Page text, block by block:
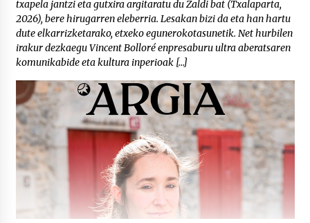
txapela jantzi eta gutxira argitaratu du Zaldi bat (Txalaparta,
2026), bere hirugarren eleberria. Lesakan bizi da eta han hartu
dute elkarrizketarako, etxeko egunerokotasunetik. Net hurbilen
irakur dezkaegu Vincent Bolloré enpresaburu ultra aberatsaren
komunikabide eta kultura inperioak […]